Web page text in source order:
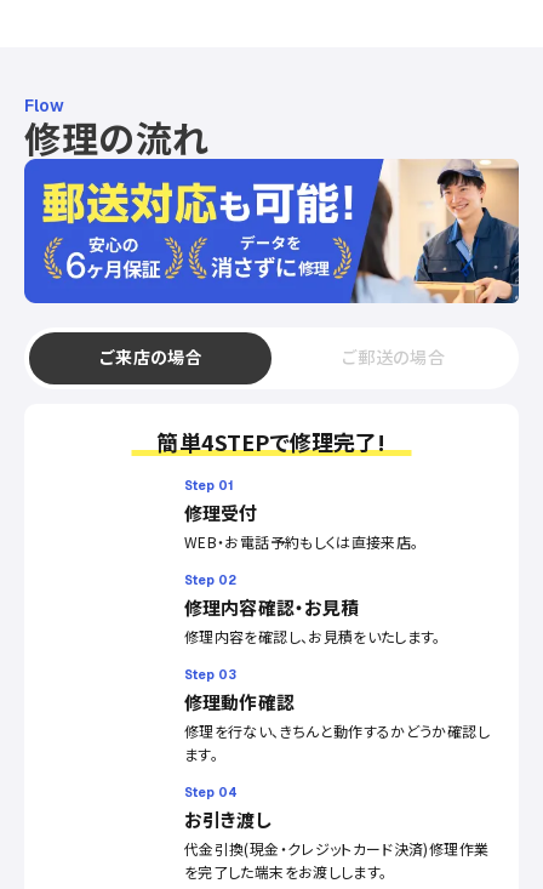
Flow
修理の流れ
ご来店の場合 ご郵送の場合
簡単4STEPで修理完了!
Step 01
修理受付
WEB・お電話予約もしくは直接来店。
Step 02
修理内容確認・お見積
修理内容を確認し、お見積をいたします。
Step 03
修理動作確認
修理を行ない、きちんと動作するかどうか確認し
ます。
Step 04
お引き渡し
代金引換(現金・クレジットカード決済)修理作業
を完了した端末をお渡しします。